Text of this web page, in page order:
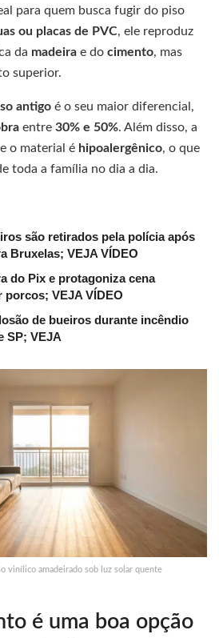
para quem busca fugir do piso
ou placas de PVC, ele reproduz
da madeira e do cimento, mas
superior.
antigo é o seu maior diferencial,
entre 30% e 50%. Além disso, a
o material é hipoalergênico, o que
toda a família no dia a dia.
são retirados pela polícia após
Bruxelas; VEJA VÍDEO
do Pix e protagoniza cena
VEJA VÍDEO
de bueiros durante incêndio
SP; VEJA
vinílico amadeirado sob luz solar quente
é uma boa opção